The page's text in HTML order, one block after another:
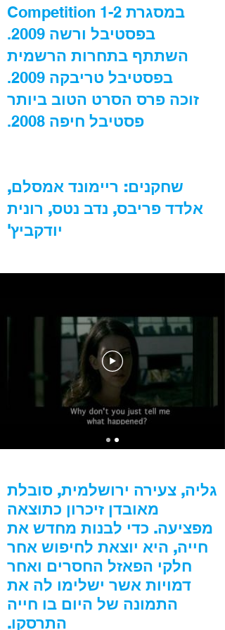
במסגרת
בפסטיבל ורשה 2009.
השתתף בתחרות הרשמית
בפסטיבל טריבקה
זוכה פרס הסרט הטוב ביותר
פסטיבל חיפה 2008.
שחקנים: ריימונד אמסלם,
אלדד פריבס, נדב נטס, רונית
יודקביץ'
גליה, צעירה ירושלמית, סובלת
מאובדן זיכרון כתוצאה
מפציעה. כדי לבנות מחדש את
חייה, היא יוצאת לחיפוש אחר
חלקי הפאזל החסרים ואחר
דמויות אשר ישלימו לה את
התמונה של היום בו חייה
התרסקו.